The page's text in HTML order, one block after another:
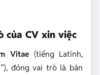
của CV xin việc
Vitae (tiếng Latinh,
đóng vai trò là bản